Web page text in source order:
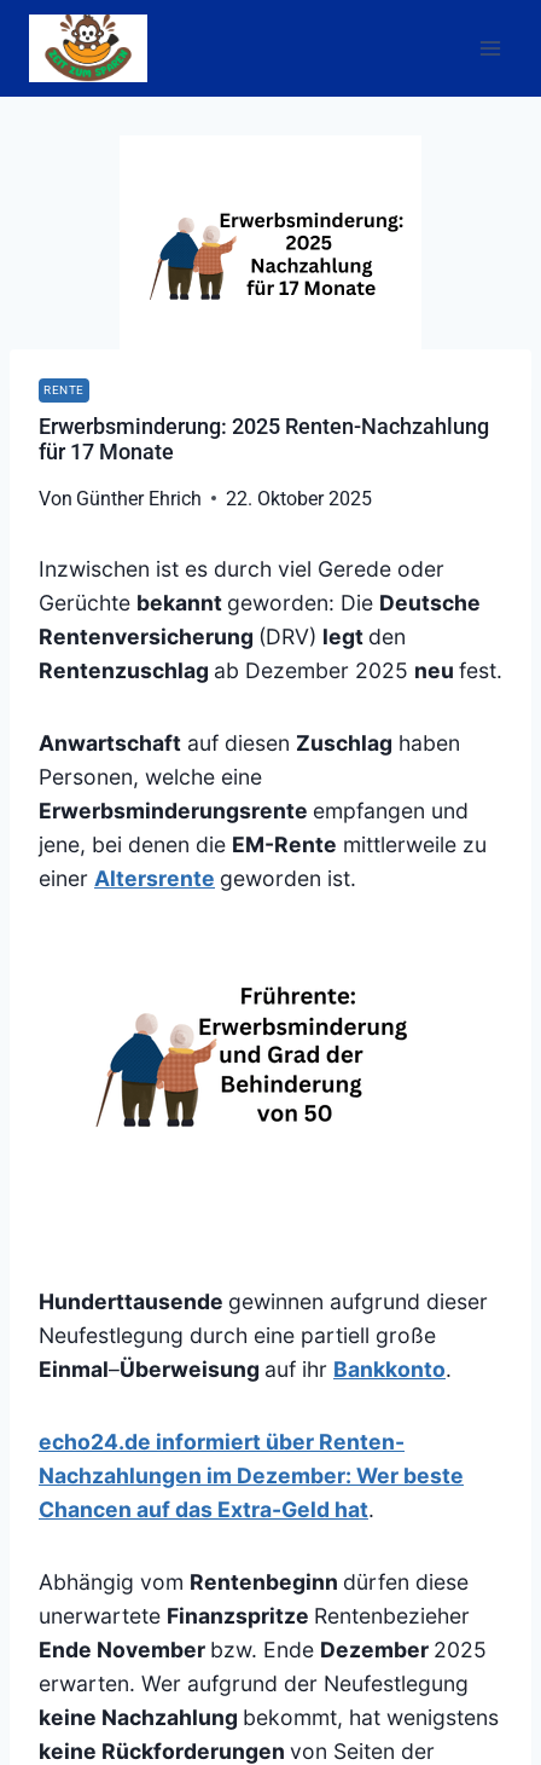
Zum
Inhalt
springen
RENTE
Erwerbsminderung: 2025 Renten-Nachzahlung
für 17 Monate
Von Günther Ehrich 22. Oktober 2025
Inzwischen ist es durch viel Gerede oder
Gerüchte bekannt geworden: Die Deutsche
Rentenversicherung (DRV) legt den
Rentenzuschlag ab Dezember 2025 neu fest.
Anwartschaft auf diesen Zuschlag haben
Personen, welche eine
Erwerbsminderungsrente empfangen und
jene, bei denen die EM-Rente mittlerweile zu
einer Altersrente geworden ist.
Hunderttausende gewinnen aufgrund dieser
Neufestlegung durch eine partiell große
Einmal–Überweisung auf ihr Bankkonto.
echo24.de informiert über Renten-
Nachzahlungen im Dezember: Wer beste
Chancen auf das Extra-Geld hat.
Abhängig vom Rentenbeginn dürfen diese
unerwartete Finanzspritze Rentenbezieher
Ende November bzw. Ende Dezember 2025
erwarten. Wer aufgrund der Neufestlegung
keine Nachzahlung bekommt, hat wenigstens
keine Rückforderungen von Seiten der